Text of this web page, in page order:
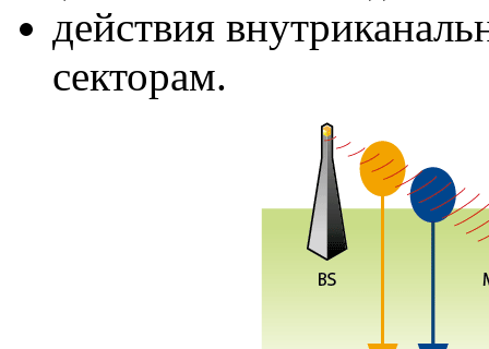
действия
секторам.